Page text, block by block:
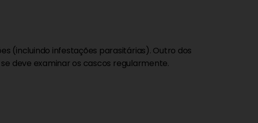
(incluindo infestações parasitárias). Outro dos
se deve examinar os cascos regularmente.